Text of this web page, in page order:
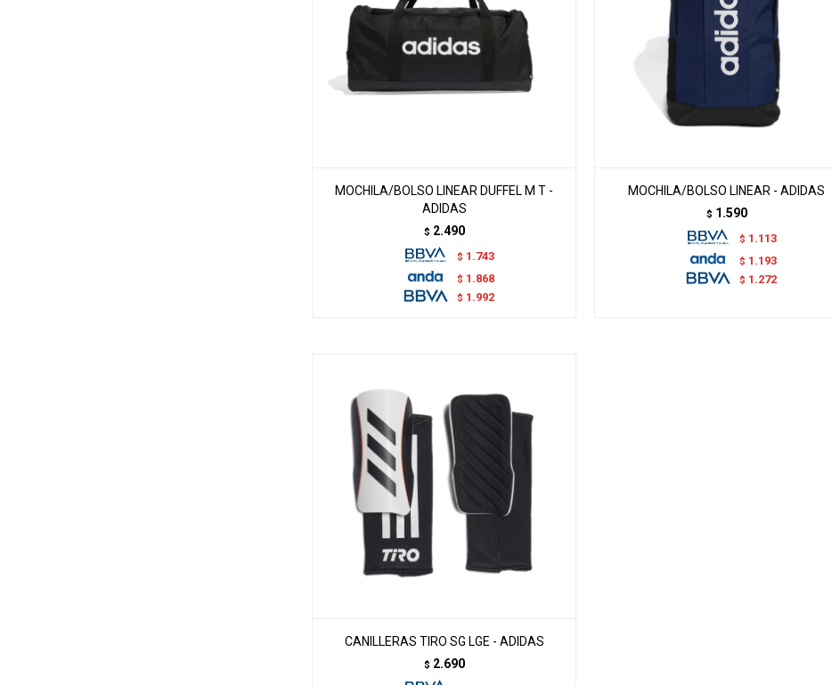
MOCHILA/BOLSO LINEAR DUFFEL M T -
ADIDAS
$ 2.490
$ 1.743
$ 1.868
$ 1.992
MOCHILA/BOLSO LINEAR - ADIDAS
$ 1.590
$ 1.113
$ 1.193
$ 1.272
CANILLERAS TIRO SG LGE - ADIDAS
$ 2.690